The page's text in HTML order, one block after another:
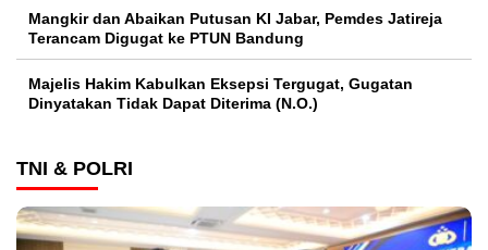
Mangkir dan Abaikan Putusan KI Jabar, Pemdes Jatireja
Terancam Digugat ke PTUN Bandung
Majelis Hakim Kabulkan Eksepsi Tergugat, Gugatan
Dinyatakan Tidak Dapat Diterima (N.O.)
TNI & POLRI